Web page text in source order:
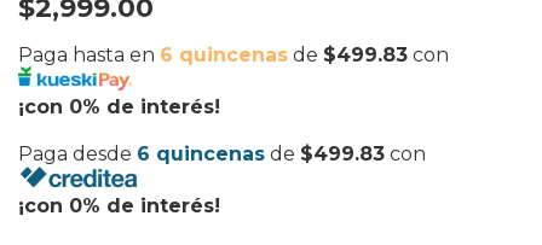
$2,999.00
Paga hasta en 6 quincenas de $499.83 con
¡con 0% de interés!
Paga desde 6 quincenas de $499.83 con
¡con 0% de interés!